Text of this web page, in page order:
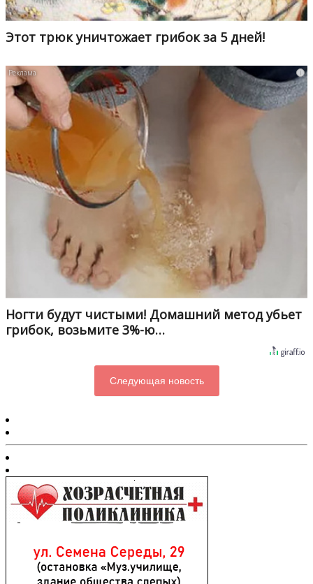
Этот трюк уничтожает грибок за 5 дней!
i
Ногти будут чистыми! Домашний метод убьет
грибок, возьмите 3%-ю…
Следующая новость